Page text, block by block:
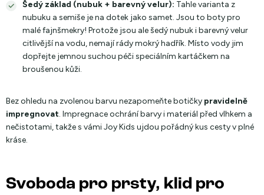
Šedý základ (nubuk + barevný velur): Tahle varianta z
nubuku a semiše je na dotek jako samet. Jsou to boty pro
malé fajnšmekry! Protože jsou ale šedý nubuk i barevný velur
citlivější na vodu, nemají rády mokrý hadřík. Místo vody jim
dopřejte jemnou suchou péči speciálním kartáčkem na
broušenou kůži.
Bez ohledu na zvolenou barvu nezapomeňte botičky pravidelně
impregnovat. Impregnace ochrání barvy i materiál před vlhkem a
nečistotami, takže s vámi Joy Kids ujdou pořádný kus cesty v plné
kráse.
Svoboda pro prsty, klid pro